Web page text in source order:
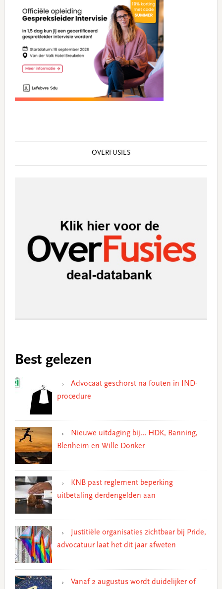
OVERFUSIES
Best gelezen
Advocaat geschorst na fouten in IND-
procedure
Nieuwe uitdaging bij… HDK, Banning,
Blenheim en Wille Donker
KNB past reglement beperking
uitbetaling derdengelden aan
Justitiële organisaties zichtbaar bij Pride,
advocatuur laat het dit jaar afweten
Vanaf 2 augustus wordt duidelijker of